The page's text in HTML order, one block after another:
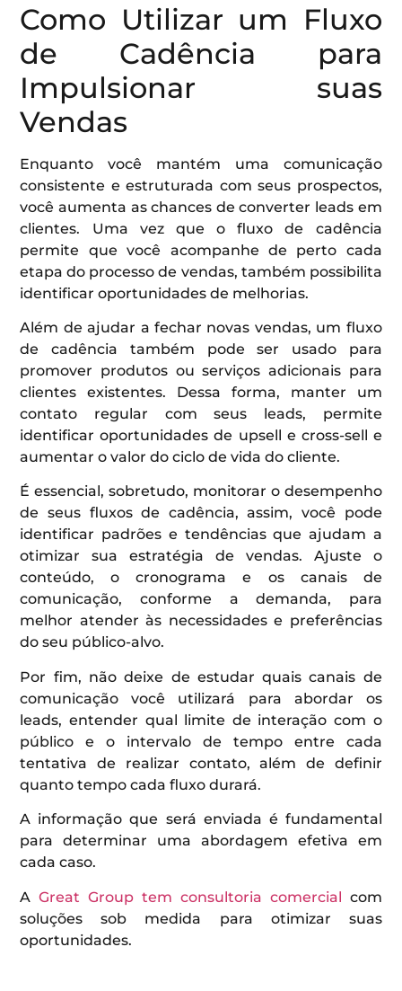
Como Utilizar um Fluxo
de Cadência para
Impulsionar suas
Vendas
Enquanto você mantém uma comunicação
consistente e estruturada com seus prospectos,
você aumenta as chances de converter leads em
clientes. Uma vez que o fluxo de cadência
permite que você acompanhe de perto cada
etapa do processo de vendas, também possibilita
identificar oportunidades de melhorias.
Além de ajudar a fechar novas vendas, um fluxo
de cadência também pode ser usado para
promover produtos ou serviços adicionais para
clientes existentes. Dessa forma, manter um
contato regular com seus leads, permite
identificar oportunidades de upsell e cross-sell e
aumentar o valor do ciclo de vida do cliente.
É essencial, sobretudo, monitorar o desempenho
de seus fluxos de cadência, assim, você pode
identificar padrões e tendências que ajudam a
otimizar sua estratégia de vendas. Ajuste o
conteúdo, o cronograma e os canais de
comunicação, conforme a demanda, para
melhor atender às necessidades e preferências
do seu público-alvo.
Por fim, não deixe de estudar quais canais de
comunicação você utilizará para abordar os
leads, entender qual limite de interação com o
público e o intervalo de tempo entre cada
tentativa de realizar contato, além de definir
quanto tempo cada fluxo durará.
A informação que será enviada é fundamental
para determinar uma abordagem efetiva em
cada caso.
AGreat Group tem consultoria comercial com
soluções sob medida para otimizar suas
oportunidades.